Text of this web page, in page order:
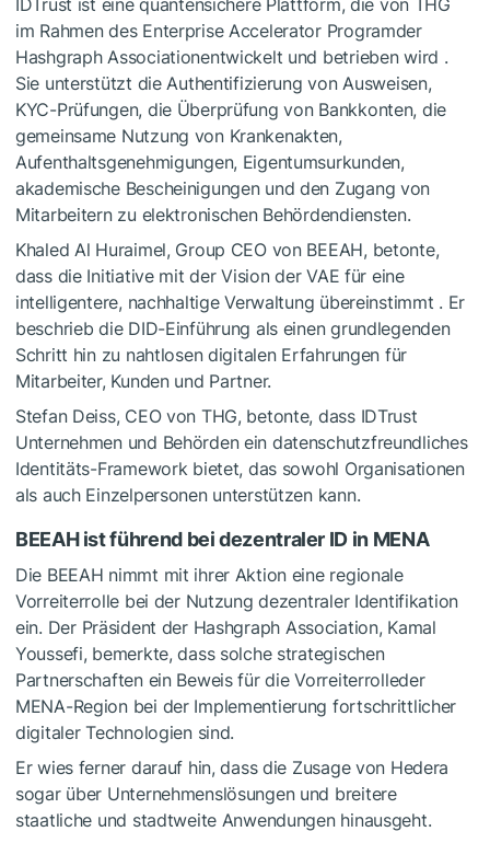
IDTrust ist eine quantensichere Plattform, die von THG
im Rahmen des Enterprise Accelerator Programder
Hashgraph Associationentwickelt und betrieben wird .
Sie unterstützt die Authentifizierung von Ausweisen,
KYC-Prüfungen, die Überprüfung von Bankkonten, die
gemeinsame Nutzung von Krankenakten,
Aufenthaltsgenehmigungen, Eigentumsurkunden,
akademische Bescheinigungen und den Zugang von
Mitarbeitern zu elektronischen Behördendiensten.
Khaled Al Huraimel, Group CEO von BEEAH, betonte,
dass die Initiative mit derVisionder VAE für eine
intelligentere, nachhaltige Verwaltung übereinstimmt . Er
beschrieb die DID-Einführung als einen grundlegenden
Schritt hin zu nahtlosen digitalen Erfahrungen für
Mitarbeiter, Kunden und Partner.
Stefan Deiss, CEO von THG, betonte, dass IDTrust
Unternehmen und Behörden ein datenschutzfreundliches
Identitäts-Framework bietet, das sowohl Organisationen
als auch Einzelpersonen unterstützen kann.
BEEAH ist führend bei dezentraler ID in MENA
Die BEEAH nimmt mit ihrer Aktion eine regionale
Vorreiterrolle bei der Nutzung dezentraler Identifikation
ein. DerPräsident derHashgraph Association, Kamal
Youssefi, bemerkte, dass solche strategischen
Partnerschaften ein Beweis für dieVorreiterrolleder
MENA-Regionbei der Implementierung fortschrittlicher
digitaler Technologien sind.
Er wies ferner darauf hin, dass die Zusage von Hedera
sogar über Unternehmenslösungen und breitere
staatliche und stadtweite Anwendungen hinausgeht.